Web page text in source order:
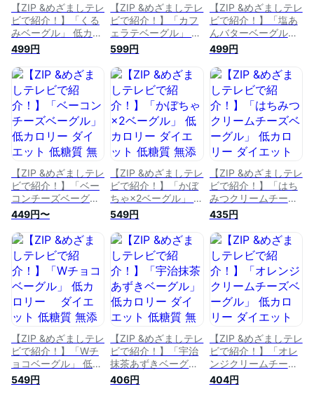
【ZIP &めざましテレ
ビで紹介！】「くる
みベーグル」 低カロ
リー ダイエット 低
糖質 無添加 健康 お
やつ 朝食 お取り寄
せ プレゼント ギフ
ト 敬老の日 お歳暮
クリスマス 誕生日
詰め合わせ 福袋 訳
あり 保存食 非常食
長期保存 ふわふわ
高級
499円
【ZIP &めざましテレ
ビで紹介！】「カフ
ェラテベーグル」 低
カロリー ダイエット
低糖質 無添加 健康
おやつ 朝食 お取り
寄せ プレゼント ギ
フト 敬老の日 お歳
暮 クリスマス 誕生
日 詰め合わせ 福袋
訳あり 保存食 非常
食 長期保存 ふわふ
わ 高級
599円
【ZIP &めざましテレ
ビで紹介！】「塩あ
んバターベーグル」
低カロリー ダイエッ
ト 低糖質 無添加 健
康 おやつ 朝食 お取
り寄せ プレゼント
ギフト 敬老の日 お
歳暮 クリスマス 誕
生日 詰め合わせ 福
袋 訳あり 保存食 非
常食 長期保存 ふわ
ふわ 高級
499円
【ZIP &めざましテレ
ビで紹介！】「ベー
コンチーズベーグ
ル」 低カロリー ダ
イエット 低糖質 無
添加 健康 おやつ 朝
食 お取り寄せ プレ
ゼント ギフト 敬老
の日 お歳暮 クリス
マス 誕生日 詰め合
わせ 福袋 訳あり 保
存食 非常食 長期保
存 ふわふわ 高級
449円〜
【ZIP &めざましテレ
ビで紹介！】「かぼ
ちゃ×2ベーグル」 低
カロリー ダイエット
低糖質 無添加 健康
おやつ 朝食 お取り
寄せ プレゼント ギ
フト 敬老の日 お歳
暮 クリスマス 誕生
日 詰め合わせ 福袋
訳あり 保存食 非常
食 長期保存 ふわふ
わ 高級
549円
【ZIP &めざましテレ
ビで紹介！】「はち
みつクリームチーズ
ベーグル」 低カロリ
ー ダイエット 低糖
質 無添加 健康 おや
つ 朝食 お取り寄せ
プレゼント ギフト
敬老の日 お歳暮 ク
リスマス 誕生日 詰
め合わせ 福袋 訳あ
り 保存食 非常食 長
期保存 ふわふわ 高
級
435円
【ZIP &めざましテレ
ビで紹介！】「Wチ
ョコベーグル」 低カ
ロリー ダイエット
低糖質 無添加 健康
549円
【ZIP &めざましテレ
ビで紹介！】「宇治
抹茶あずきベーグ
ル」 低カロリー ダ
イエット 低糖質 無
406円
【ZIP &めざましテレ
ビで紹介！】「オレ
ンジクリームチーズ
ベーグル」 低カロリ
ー ダイエット 低糖
404円